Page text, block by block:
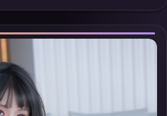
，畅享高清在线追剧体验。